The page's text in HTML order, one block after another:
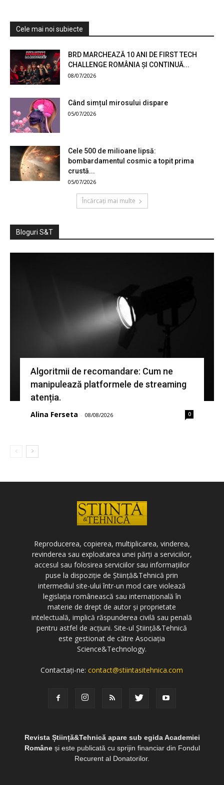
Cele mai noi subiecte
BRD MARCHEAZĂ 10 ANI DE FIRST TECH
CHALLENGE ROMÂNIA ȘI CONTINUĂ...
08/07/2026
Când simțul mirosului dispare
05/07/2026
Cele 500 de milioane lipsă:
bombardamentul cosmic a topit prima
crustă...
05/07/2026
Încărcați mai multe
Bloguri S&T
Algoritmii de recomandare: Cum ne
manipulează platformele de streaming
atenția.
Alina Ferseta - 08/08/2026 0
Reproducerea, copierea, multiplicarea, vinderea,
revinderea sau exploatarea unei părți a serviciilor,
accesul sau folosirea serviciilor sau informațiilor
puse la dispoziție de Știință&Tehnică prin
intermediul site-ului într-un mod care violează
legislația românească sau internațională în
materie de drept de autor și proprietate
intelectuală, implică răspunderea civilă sau penală
pentru astfel de acțiuni. Site-ul Știință&Tehnică
este gestionat de către Asociația
Science&Technology.
Contactați-ne:contact@stiintasitehnica.com
Revista Știință&Tehnică apare sub egida Academiei
Româneși este publicată cu sprijin financiar din Fondul
Recurent al Donatorilor.